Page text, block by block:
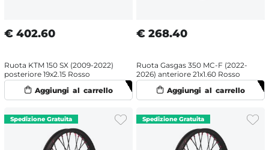
€ 402.60
Ruota KTM 150 SX (2009-2022)
posteriore 19x2.15 Rosso
€ 268.40
Ruota Gasgas 350 MC-F (2022-
2026) anteriore 21x1.60 Rosso